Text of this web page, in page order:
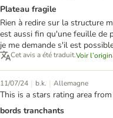
Plateau fragile
Rien à redire sur la structure
est aussi fin qu'une feuille de
je me demande s'il est
Cet avis a été traduit.Voir
11/07/24 | b.k. | Allemagne
This is a stars rating area
bords tranchants